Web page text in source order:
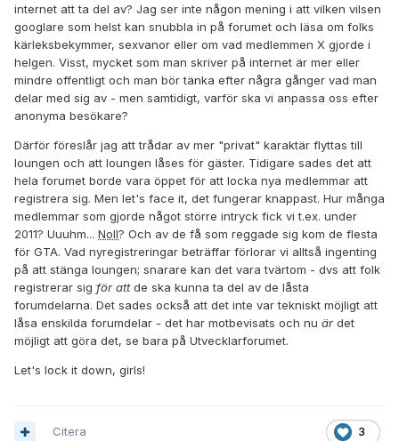
internet att ta del av? Jag ser inte någon mening i att vilken vilsen
googlare som helst kan snubbla in på forumet och läsa om folks
kärleksbekymmer, sexvanor eller om vad medlemmen X gjorde i
helgen. Visst, mycket som man skriver på internet är mer eller
mindre offentligt och man bör tänka efter några gånger vad man
delar med sig av - men samtidigt, varför ska vi anpassa oss efter
anonyma besökare?
Därför föreslår jag att trådar av mer "privat" karaktär flyttas till
loungen och att loungen låses för gäster. Tidigare sades det att
hela forumet borde vara öppet för att locka nya medlemmar att
registrera sig. Men let's face it, det fungerar knappast. Hur många
medlemmar som gjorde något större intryck fick vi t.ex. under
2011? Uuuhm... Noll? Och av de få som reggade sig kom de flesta
för GTA. Vad nyregistreringar beträffar förlorar vi alltså ingenting
på att stänga loungen; snarare kan det vara tvärtom - dvs att folk
registrerar sig för attde ska kunna ta del av de låsta
forumdelarna. Det sades också att det inte var tekniskt möjligt att
låsa enskilda forumdelar - det har motbevisats och nu är det
möjligt att göra det, se bara på Utvecklarforumet.
Let's lock it down, girls!
3
Citera